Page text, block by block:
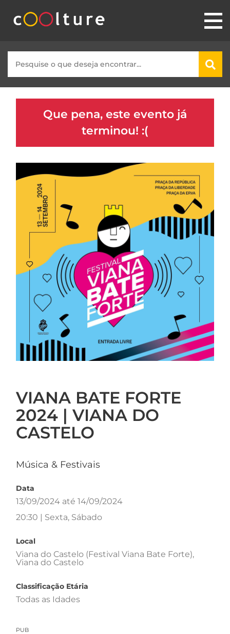
Que pena, este evento já
terminou! :(
VIANA BATE FORTE
2024 | VIANA DO
CASTELO
Música & Festivais
Data
13/09/2024 até 14/09/2024
20:30 | Sexta, Sábado
Local
Viana do Castelo (Festival Viana Bate Forte),
Viana do Castelo
Classificação Etária
Todas as Idades
PUB